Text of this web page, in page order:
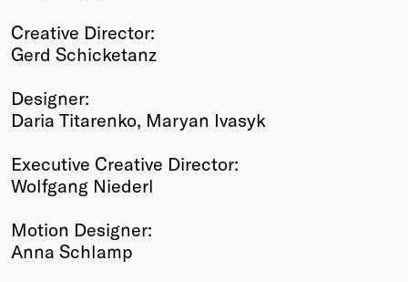
Creative Director:
Gerd Schicketanz
Designer:
Daria Titarenko, Maryan Ivasyk
Executive Creative Director:
Wolfgang Niederl
Motion Designer:
Anna Schlamp